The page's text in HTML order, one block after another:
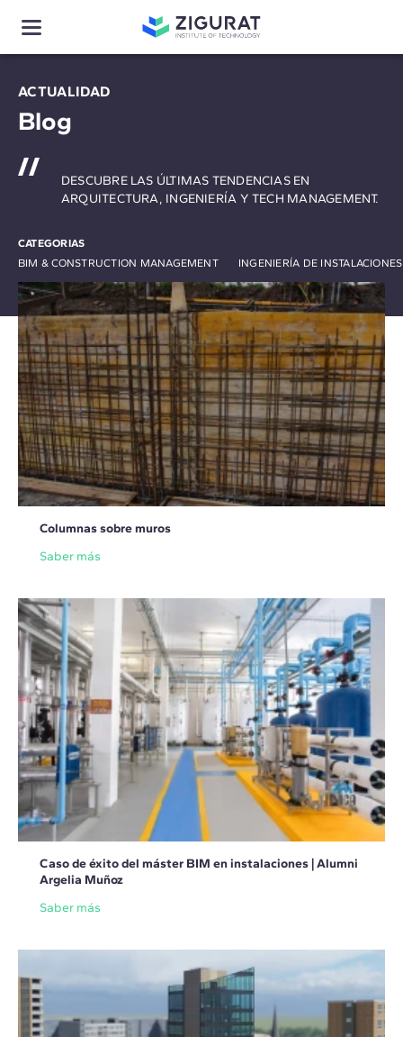
ACTUALIDAD
Blog
CATEGORIAS
BIM & CONSTRUCTION MANAGEMENT
INGENIERÍA DE
DESCUBRE LAS ÚLTIMAS TENDENCIAS EN
ARQUITECTURA, INGENIERÍA Y TECH MANAGEMENT.
Columnas sobre muros
Saber más
Caso de éxito del máster BIM en instalaciones | Alumni
Argelia Muñoz
Saber más